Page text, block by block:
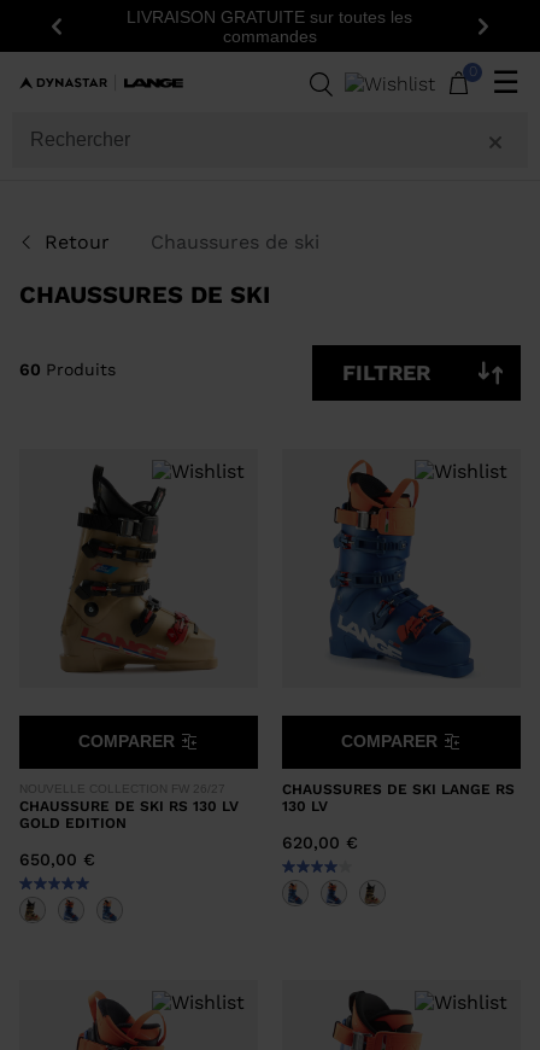
Précédent
Inscrivez-vous à la newsletter: -15% sur votre
première commande!
0 ☰
Retour Chaussures de ski
CHAUSSURES DE SKI
GENRE
ARTICLES
DISPONIBLES
OFF
EFFACER
60 Produits FILTRER
NOUVELLE COLLECTION FW 26/27
CHAUSSURE DE SKI RS 130 LV
GOLD EDITION
650,00 €
COMPARER
CHAUSSURES DE SKI LANGE RS
130 LV
620,00 €
COMPARER